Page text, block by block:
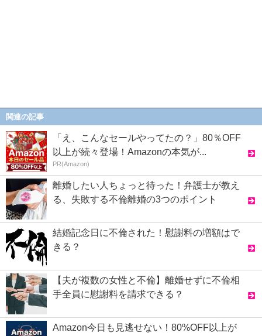
関連の記事
「え、こんなセールやってたの？」80％OFF
以上が続々登場！Amazonの本気が...
PR(Amazon)
離婚したい人ちょっと待った！弁護士が教え
る、失敗する不倫離婚の3つのポイント
結婚記念日に不倫された！慰謝料の増額はで
きる？
【夫が複数の女性と不倫】離婚せずに不倫相
手全員に慰謝料を請求できる？
Amazon今日も見逃せない！80%OFF以上が